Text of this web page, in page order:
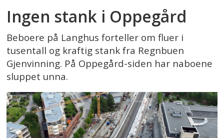
Ingen stank i Oppegård
Beboere på Langhus forteller om fluer i
tusentall og kraftig stank fra Regnbuen
Gjenvinning. På Oppegård-siden har naboene
sluppet unna.